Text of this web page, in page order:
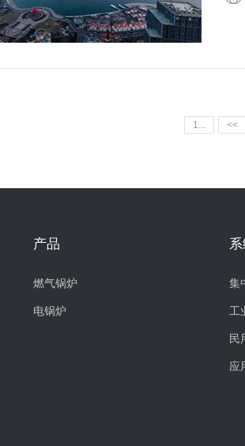
1... <<
产品
燃气锅炉
电锅炉
集
工
民
应